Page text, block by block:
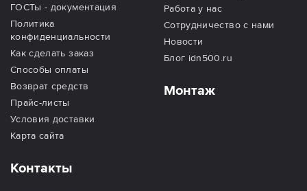
ГОСТы - документация
Политика
конфиденциальности
Как сделать заказ
Способы оплаты
Возврат средств
Прайс-листы
Условия доставки
Карта сайта
Работа у нас
Сотрудничество с нами
Новости
Блог idn500.ru
Монтаж
Контакты